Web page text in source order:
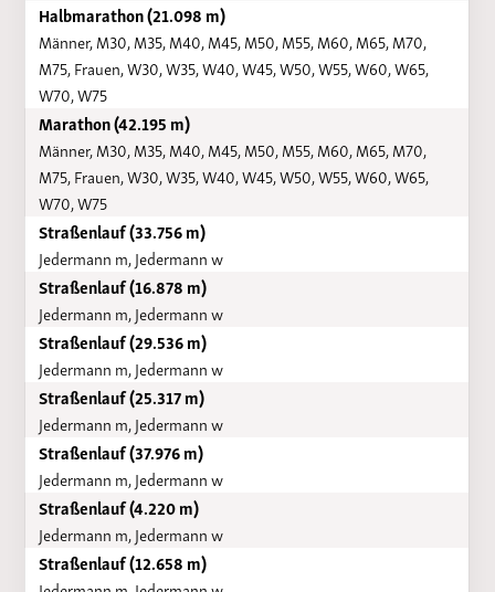
Halbmarathon (21.098 m)
Männer, M30, M35, M40, M45, M50, M55, M60, M65, M70,
M75, Frauen, W30, W35, W40, W45, W50, W55, W60, W65,
W70, W75
Marathon (42.195 m)
Männer, M30, M35, M40, M45, M50, M55, M60, M65, M70,
M75, Frauen, W30, W35, W40, W45, W50, W55, W60, W65,
W70, W75
Straßenlauf (33.756 m)
Jedermann m, Jedermann w
Straßenlauf (16.878 m)
Jedermann m, Jedermann w
Straßenlauf (29.536 m)
Jedermann m, Jedermann w
Straßenlauf (25.317 m)
Jedermann m, Jedermann w
Straßenlauf (37.976 m)
Jedermann m, Jedermann w
Straßenlauf (4.220 m)
Jedermann m, Jedermann w
Straßenlauf (12.658 m)